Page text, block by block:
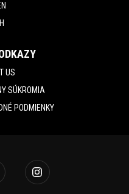
US
SÚKROMIA
PODMIENKY